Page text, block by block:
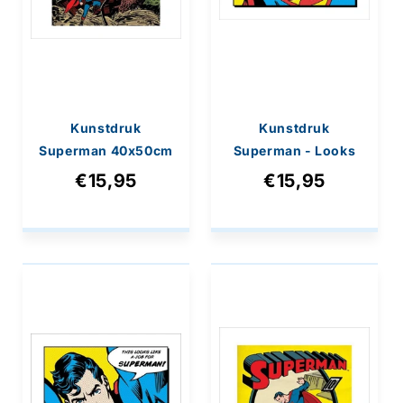
Kunstdruk
Superman 40x50cm
€15,95
Kunstdruk
Superman - Looks
Like A Job For
40x40cm
€15,95